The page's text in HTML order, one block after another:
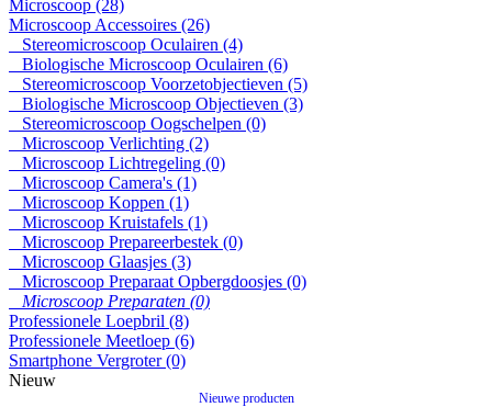
Microscoop (28)
Microscoop Accessoires (26)
Stereomicroscoop Oculairen (4)
Biologische Microscoop Oculairen (6)
Stereomicroscoop Voorzetobjectieven (5)
Biologische Microscoop Objectieven (3)
Stereomicroscoop Oogschelpen (0)
Microscoop Verlichting (2)
Microscoop Lichtregeling (0)
Microscoop Camera's (1)
Microscoop Koppen (1)
Microscoop Kruistafels (1)
Microscoop Prepareerbestek (0)
Microscoop Glaasjes (3)
Microscoop Preparaat Opbergdoosjes (0)
Microscoop Preparaten (0)
Professionele Loepbril (8)
Professionele Meetloep (6)
Smartphone Vergroter (0)
Nieuw
Nieuwe producten